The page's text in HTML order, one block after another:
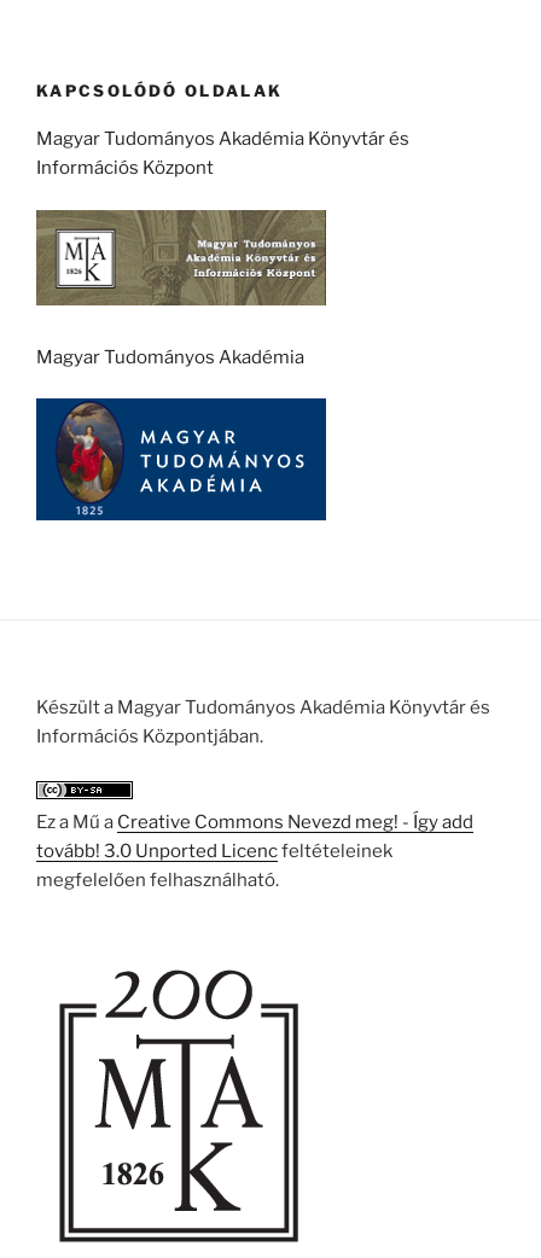
KAPCSOLÓDÓ OLDALAK
Magyar Tudományos Akadémia Könyvtár és
Információs Központ
Magyar Tudományos Akadémia
Készült a Magyar Tudományos Akadémia Könyvtár és
Információs Központjában.
Ez a Mű a Creative Commons Nevezd meg! - Így add
tovább! 3.0 Unported Licencfeltételeinek
megfelelően felhasználható.